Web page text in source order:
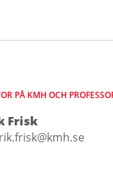
PÅ KMH OCH
Frisk